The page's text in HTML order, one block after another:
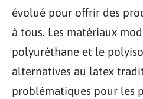
évolué pour offrir des
à tous. Les matériaux
polyuréthane et le
alternatives au latex
problématiques pour les